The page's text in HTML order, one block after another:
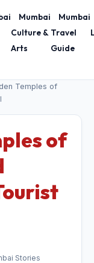
Mumbai
Culture &
Arts
Mumbai
Travel
Guide
Temples of
of
Stories